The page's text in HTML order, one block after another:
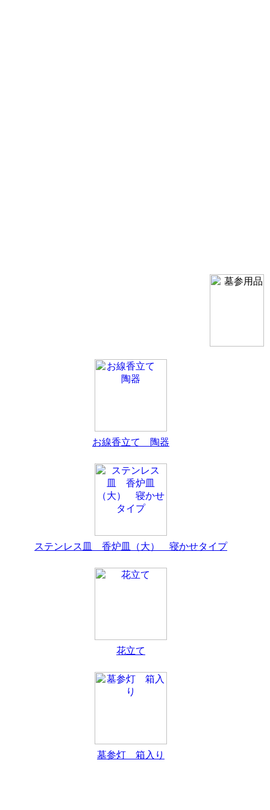
お線香立て 陶器
ステンレス皿 香炉皿（大） 寝かせタイプ
花立て
墓参灯 箱入り